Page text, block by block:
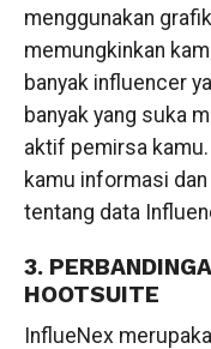
menggunakan
memungkinkan
banyak influencer
banyak yang suka
aktif pemirsa
kamu informasi
tentang data
3.
HOOTSUITE
InflueNex